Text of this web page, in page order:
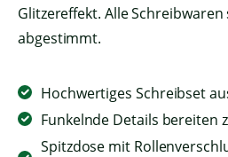
Glitzereffekt. Alle
abgestimmt.
Hochwertiges Schreibset
Funkelnde Details bereiten
Spitzdose mit